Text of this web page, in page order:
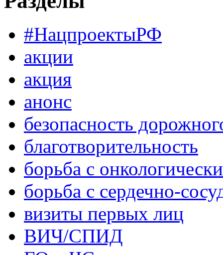
#НацпроектыРФ
акции
акция
анонс
безопасность
благотворительность
борьба с
борьба с сердечно-
визиты первых лиц
ВИЧ/СПИД